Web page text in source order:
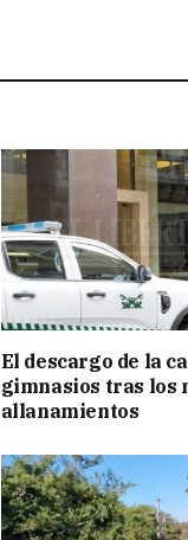
El descargo de la
gimnasios tras los
allanamientos